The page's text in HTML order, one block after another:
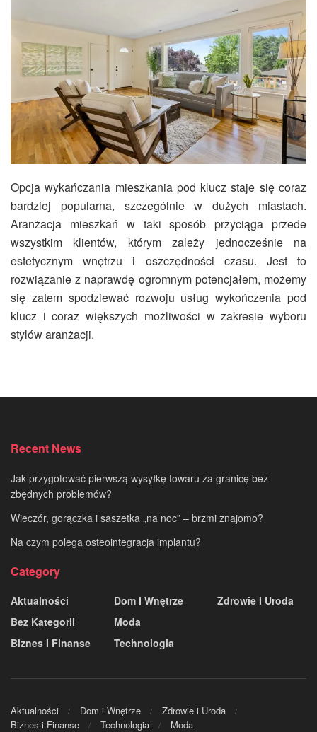
Opcja wykańczania mieszkania pod klucz staje się coraz
bardziej popularna, szczególnie w dużych miastach.
Aranżacja mieszkań w taki sposób przyciąga przede
wszystkim klientów, którym zależy jednocześnie na
estetycznym wnętrzu i oszczędności czasu. Jest to
rozwiązanie z naprawdę ogromnym potencjałem, możemy
się zatem spodziewać rozwoju usług wykończenia pod
klucz i coraz większych możliwości w zakresie wyboru
stylów aranżacji.
Recent News
Jak przygotować pierwszą wysyłkę towaru za granicę bez
zbędnych problemów?
Wieczór, gorączka i saszetka „na noc” – brzmi znajomo?
Na czym polega osteointegracja implantu?
Category
Aktualności
Bez Kategorii
Biznes I Finanse
Dom I Wnętrze
Moda
Technologia
Zdrowie I Uroda
Aktualności Dom i Wnętrze
Zdrowie i Uroda
Biznes i Finanse
Technologia Moda